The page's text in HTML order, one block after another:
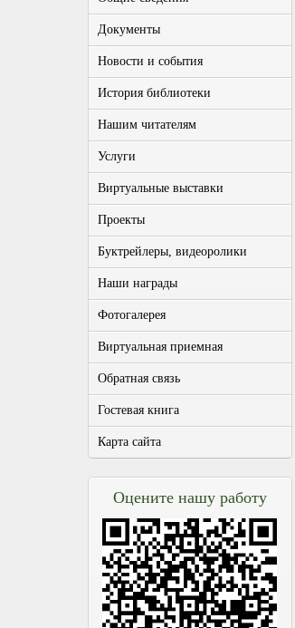
Документы
Новости и события
История библиотеки
Нашим читателям
Услуги
Виртуальные выставки
Проекты
Буктрейлеры, видеоролики
Наши награды
Фотогалерея
Виртуальная приемная
Обратная связь
Гостевая книга
Карта сайта
Оцените нашу работу